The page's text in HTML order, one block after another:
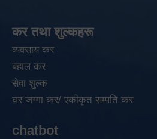
कर तथा शुल्कहरू
व्यवसाय कर
बहाल कर
सेवा शुल्क
घर जग्गा कर/ एकीकृत सम्पति कर
chatbot